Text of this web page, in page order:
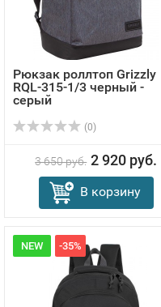
Рюкзак роллтоп Grizzly
RQL-315-1/3 черный -
серый
(0)
3 650 руб. 2 920 руб.
В корзину
NEW -35%